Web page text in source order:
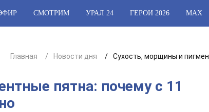
СМОТРИМ УРАЛ 24 ГЕРОИ 2026 МАХ
Главная Новости дня Сухость, морщины и
пятна: почему с 11